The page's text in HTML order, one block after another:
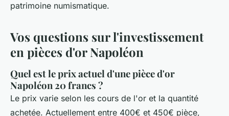
patrimoine numismatique.
Vos questions sur l'investissement
en pièces d'or Napoléon
Quel est le prix actuel d'une pièce d'or
Napoléon 20 francs ?
Le prix varie selon les cours de l'or et la quantité
achetée. Actuellement entre 400€ et 450€ pièce,